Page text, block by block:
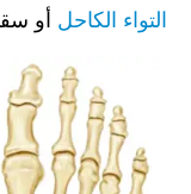
التواء الكاحل أو